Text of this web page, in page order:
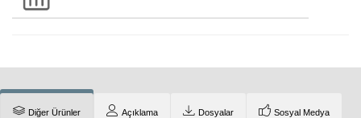
Diğer Ürünler Açıklama Dosyalar Sosyal Medya